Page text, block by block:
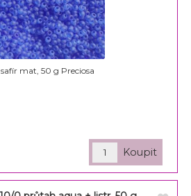
mat, 50 g Preciosa